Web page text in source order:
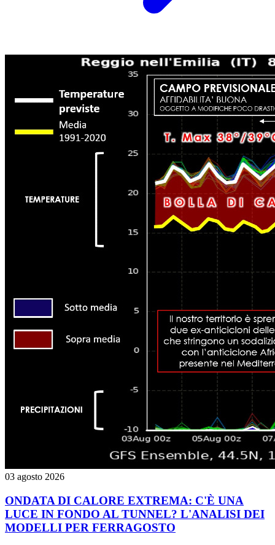
03 agosto 2026
ONDATA DI CALORE EXTREMA: C'È UNA
LUCE IN FONDO AL TUNNEL? L'ANALISI DEI
MODELLI PER FERRAGOSTO